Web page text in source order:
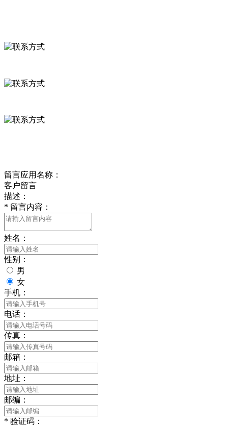
留言应用名称：
客户留言
描述：
* 留言内容：
姓名：
性别：
男
女
手机：
电话：
传真：
邮箱：
地址：
邮编：
* 验证码：